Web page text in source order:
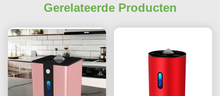
Gerelateerde Producten